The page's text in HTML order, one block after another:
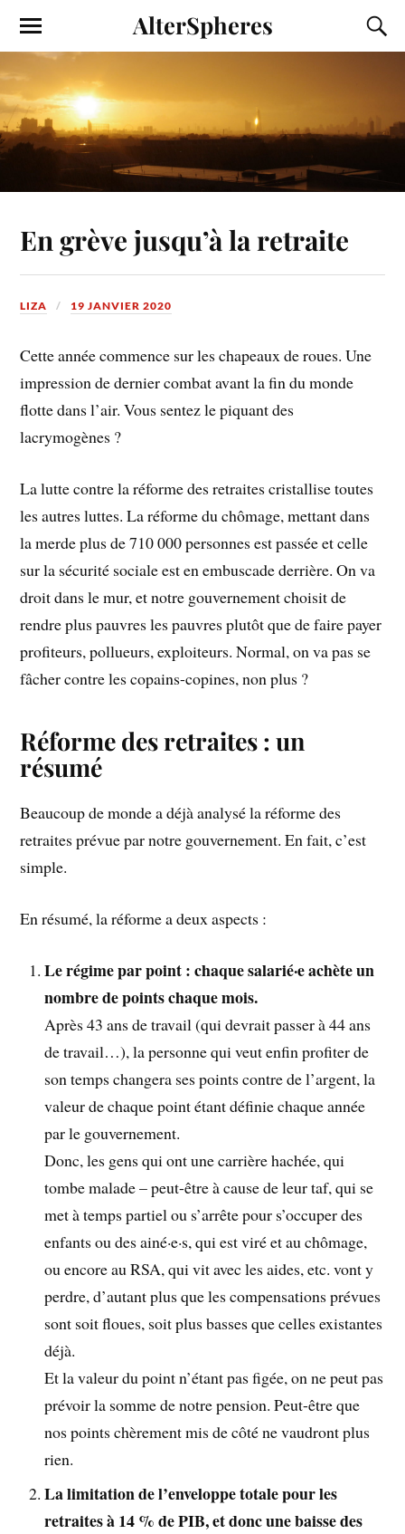
AlterSpheres
En grève jusqu’à la retraite
LIZA 19 JANVIER 2020
Cette année commence sur les chapeaux de roues. Une
impression de dernier combat avant la fin du monde
flotte dans l’air. Vous sentez le piquant des
lacrymogènes ?
La lutte contre la réforme des retraites cristallise toutes
les autres luttes. La réforme du chômage, mettant dans
la merde plus de 710 000 personnes est passée et celle
sur la sécurité sociale est en embuscade derrière. On va
droit dans le mur, et notre gouvernement choisit de
rendre plus pauvres les pauvres plutôt que de faire payer
profiteurs, pollueurs, exploiteurs. Normal, on va pas se
fâcher contre les copains-copines, non plus ?
Réforme des retraites : un
résumé
Beaucoup de monde a déjà analysé la réforme des
retraites prévue par notre gouvernement. En fait, c’est
simple.
En résumé, la réforme a deux aspects :
Le régime par point : chaque salarié·e achète un
nombre de points chaque mois.
Après 43 ans de travail (qui devrait passer à 44 ans
de travail…), la personne qui veut enfin profiter de
son temps changera ses points contre de l’argent, la
valeur de chaque point étant définie chaque année
par le gouvernement.
Donc, les gens qui ont une carrière hachée, qui
tombe malade – peut-être à cause de leur taf, qui se
met à temps partiel ou s’arrête pour s’occuper des
enfants ou des ainé·e·s, qui est viré et au chômage,
ou encore au RSA, qui vit avec les aides, etc. vont y
perdre, d’autant plus que les compensations prévues
sont soit floues, soit plus basses que celles existantes
déjà.
Et la valeur du point n’étant pas figée, on ne peut pas
prévoir la somme de notre pension. Peut-être que
nos points chèrement mis de côté ne vaudront plus
rien.
La limitation de l’enveloppe totale pour les
retraites à 14 % de PIB, et donc une baisse des